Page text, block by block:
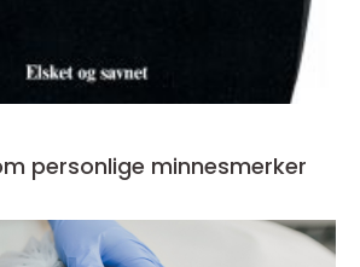
personlige minnesmerker